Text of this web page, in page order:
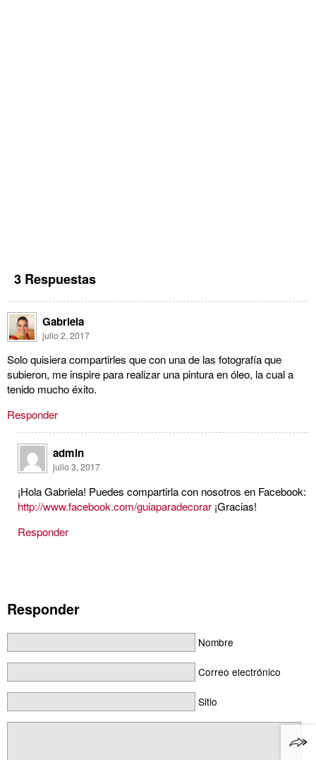
3 Respuestas
Gabriela
julio 2, 2017
Solo quisiera compartirles que con una de las fotografía que
subieron, me inspire para realizar una pintura en óleo, la cual a
tenido mucho éxito.
Responder
admin
julio 3, 2017
¡Hola Gabriela! Puedes compartirla con nosotros en Facebook:
http://www.facebook.com/guiaparadecorar ¡Gracias!
Responder
Responder
Nombre
Correo electrónico
Sitio